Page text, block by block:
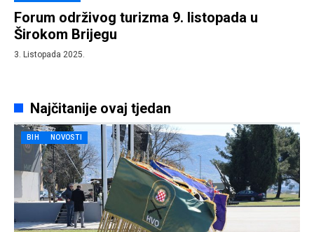
Forum održivog turizma 9. listopada u
Širokom Brijegu
3. Listopada 2025.
Najčitanije ovaj tjedan
BIH NOVOSTI